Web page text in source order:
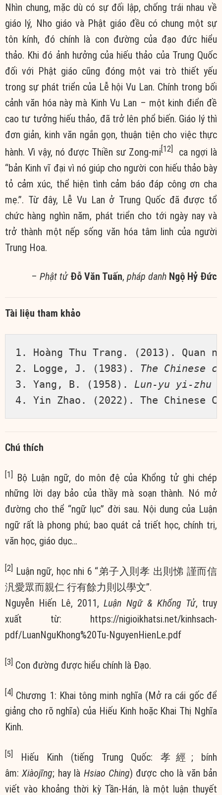
Nhìn chung, mặc dù có sự đối lập, chống trái nhau về
giáo lý, Nho giáo và Phật giáo đều có chung một sự
tôn kính, đó chính là con đường của đạo đức hiểu
thảo. Khi đó ảnh hưởng của hiếu thảo của Trung Quốc
đối với Phật giáo cũng đóng một vai trò thiết yếu
trong sự phát triển của Lễ hội Vu Lan. Chính trong bối
cảnh văn hóa này mà Kinh Vu Lan – một kinh điển đề
cao tư tưởng hiếu thảo, đã trở lên phổ biến. Giáo lý thì
đơn giản, kinh văn ngắn gọn, thuận tiện cho việc thực
hành. Vì vậy, nó được Thiền sư Zong-mi[12]
ca ngợi là
“bản Kinh vĩ đại vì nó giúp cho người con hiếu thảo bày
tỏ cảm xúc, thể hiện tình cảm báo đáp công ơn cha
mẹ.”. Từ đây, Lễ Vu Lan ở Trung Quốc đã được tổ
chức hàng nghìn năm, phát triển cho tới ngày nay và
trở thành một nếp sống văn hóa tâm linh của người
Trung Hoa.
– Phật tử Đỗ Văn Tuấn, pháp danh Ngộ Hỷ Đức
Tài liệu tham khảo
1. Hoàng Thu Trang. (2013). Quan
2. Logge, J. (1983).
The Chinese
3. Yang, B. (1958). Lun-yu yi-zhu
4. Yin Zhao. (2022). The Chinese
Chú thích
[1]
Bộ Luận ngữ, do môn đệ của Khổng tử ghi chép
những lời dạy bảo của thầy mà soạn thành. Nó mở
đường cho thể “ngữ lục” đời sau. Nội dung của Luận
ngữ rất là phong phú; bao quát cả triết học, chính trị,
văn học, giáo dục…
[2]
Luận ngữ, học nhi 6 “弟子入則孝 出則悌 謹而信
汎愛眾而親仁 行有餘力則以學文”.
Nguyễn Hiến Lê, 2011,Luận Ngữ & Khổng Tử, truy
xuất từ: https://nigioikhatsi.net/kinhsach-
pdf/LuanNguKhong%20Tu-NguyenHienLe.pdf
[3] Con đường được hiểu chính là Đạo.
[4] Chương 1: Khai tông minh nghĩa (Mở ra cái gốc để
giảng cho rõ nghĩa) của Hiếu Kinh hoặc Khai Thị Nghĩa
Kinh.
[5]
Hiếu Kinh (tiếng Trung Quốc: 孝經; bính
âm:Xiàojīng; hay là Hsiao Ching) được cho là văn bản
viết vào khoảng thời kỳ Tần-Hán, là một luận thuyết